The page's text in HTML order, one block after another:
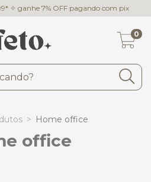
✧ ganhe 7% OFF pagando com pix
0
> Home office
office